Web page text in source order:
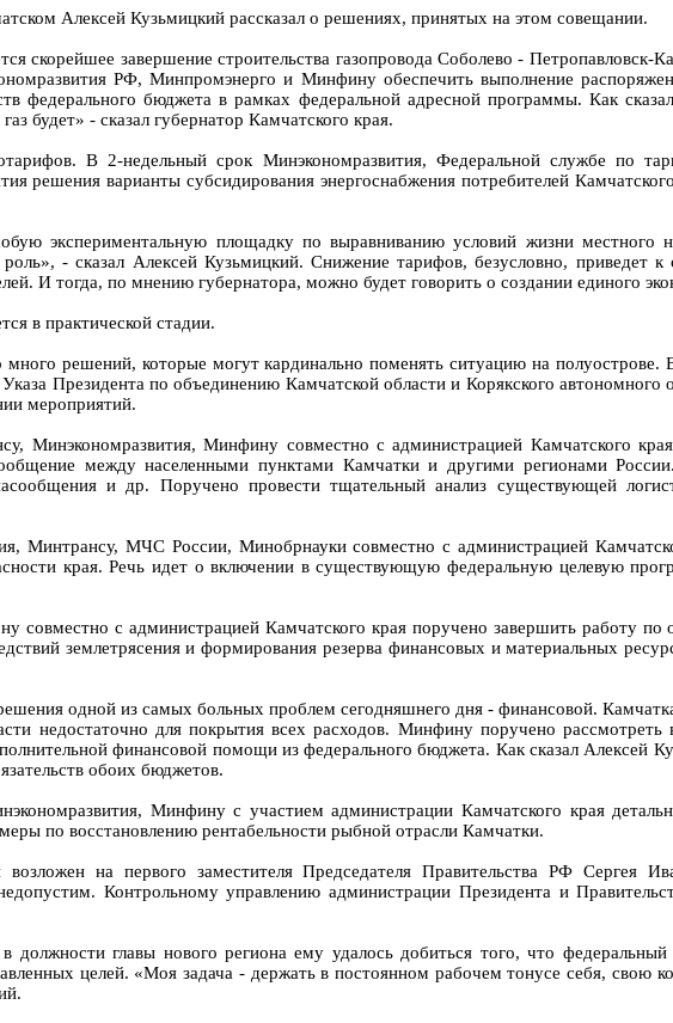
Алексей Кузьмицкий рассказал о решениях, принятых на этом совещании.
скорейшее завершение строительства газопровода Соболево - Петропавловск-
РФ, Минпромэнерго и Минфину обеспечить выполнение
федерального бюджета в рамках федеральной адресной программы. Как
будет» - сказал губернатор Камчатского края.
В 2-недельный срок Минэкономразвития, Федеральной службе по
решения варианты субсидирования энергоснабжения потребителей
экспериментальную площадку по выравниванию условий жизни местного
- сказал Алексей Кузьмицкий. Снижение тарифов, безусловно, приведет
И тогда, по мнению губернатора, можно будет говорить о создании единого
в практической стадии.
решений, которые могут кардинально поменять ситуацию на
Президента по объединению Камчатской области и Корякского
мероприятий.
Минэкономразвития, Минфину совместно с администрацией Камчатского
между населенными пунктами Камчатки и другими регионами
и др. Поручено провести тщательный анализ существующей
Минтрансу, МЧС России, Минобрнауки совместно с администрацией
края. Речь идет о включении в существующую федеральную целевую
с администрацией Камчатского края поручено завершить работу по
землетрясения и формирования резерва финансовых и материальных
одной из самых больных проблем сегодняшнего дня - финансовой.
недостаточно для покрытия всех расходов. Минфину поручено рассмотреть
финансовой помощи из федерального бюджета. Как сказал Алексей
обоих бюджетов.
Минфину с участием администрации Камчатского края
по восстановлению рентабельности рыбной отрасли Камчатки.
на первого заместителя Председателя Правительства РФ Сергея
Контрольному управлению администрации Президента и
должности главы нового региона ему удалось добиться того, что
целей. «Моя задача - держать в постоянном рабочем тонусе себя, свою